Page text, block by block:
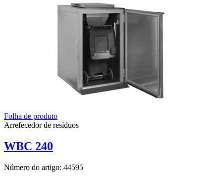
Folha de produto
Arrefecedor de resíduos
WBC 240
Número do artigo: 44595